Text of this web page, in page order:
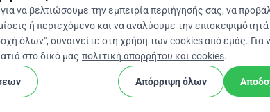
κριτικών
cookie Ρυθμίσεις Cookies Κατασκευασμένο
να βελτιώσουμε την εμπειρία περιήγησής σας, να
ή περιεχόμενο και να αναλύουμε την
όλων", συναινείτε στη χρήση των cookies από εμάς. Για
στο δικό μας πολιτική απορρήτου και cookies.
Απόρριψη όλων